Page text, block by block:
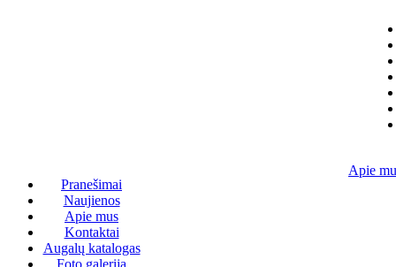
Pranešimai
Naujienos
Apie mus
Kontaktai
Augalų katalogas
Foto galerija
Apie